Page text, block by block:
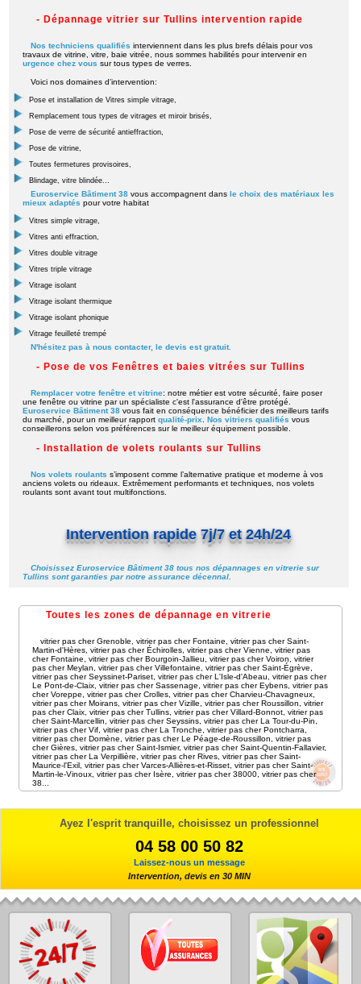
- Dépannage vitrier sur Tullins intervention rapide
Nos techniciens qualifiés interviennent dans les plus brefs délais pour vos
travaux de vitrine, vitre, baie vitrée, nous sommes habilités pour intervenir en
urgence chez vous sur tous types de verres.
Voici nos domaines d'intervention:
Pose et installation de Vitres simple vitrage,
Remplacement tous types de vitrages et miroir brisés,
Pose de verre de sécurité antieffraction,
Pose de vitrine,
Toutes fermetures provisoires,
Blindage, vitre blindée...
Euroservice Bâtiment 38vous accompagnent dans le choix des matériaux les
mieux adaptés pour votre habitat
Vitres simple vitrage,
Vitres anti effraction,
Vitres double vitrage
Vitres triple vitrage
Vitrage isolant
Vitrage isolant thermique
Vitrage isolant phonique
Vitrage feuilleté trempé
N'hésitez pas à nous contacter, le devis est gratuit.
- Pose de vos Fenêtres et baies vitrées sur Tullins
Remplacer votre fenêtre et vitrine: notre métier est votre sécurité, faire poser
une fenêtre ou vitrine par un spécialiste c'est l'assurance d'être protégé.
Euroservice Bâtiment 38vous fait en conséquence bénéficier des meilleurs tarifs
du marché, pour un meilleur rapport qualité-prix Nos vitriers qualifiés vous
conseillerons selon vos préférences sur le meilleur équipement possible.
- Installation de volets roulants sur Tullins
Nos volets roulants s’imposent comme l’alternative pratique et moderne à vos
anciens volets ou rideaux. Extrêmement performants et techniques, nos volets
roulants sont avant tout multifonctions.
Intervention rapide 7j/7 et 24h/24
Choisissez Euroservice Bâtiment 38 tous nos dépannages en vitrerie sur
Tullins sont garanties par notre assurance décennal.
Toutes les zones de dépannage en vitrerie
vitrier pas cher Grenoble ,vitrier pas cher Fontaine ,vitrier pas cher Saint-
Martin-d'Hères ,vitrier pas cher Échirolles ,vitrier pas cher Vienne ,vitrier pas
cher Fontaine
,vitrier pas cher Bourgoin-Jallieu ,vitrier pas cher Voiron ,vitrier
pas cher Meylan
,vitrier pas cher Villefontaine ,vitrier pas cher Saint-Égrève
vitrier pas cher Seyssinet-Pariset ,vitrier pas cher L'Isle-d'Abeau ,vitrier pas cher
Le Pont-de-Claix ,vitrier pas cher Sassenage ,vitrier pas cher Eybens ,vitrier pas
cher Voreppe
,vitrier pas cher Crolles ,vitrier pas cher Charvieu-Chavagneux
vitrier pas cher Moirans ,vitrier pas cher Vizille ,vitrier pas cher Roussillon ,vitrier
pas cher Claix ,vitrier pas cher Tullins ,vitrier pas cher Villard-Bonnot ,vitrier pas
cher Saint-Marcellin
,vitrier pas cher Seyssins ,vitrier pas cher La Tour-du-Pin
vitrier pas cher Vif ,vitrier pas cher La Tronche ,vitrier pas cher Pontcharra
vitrier pas cher Domène
,vitrier pas cher Le Péage-de-Roussillon ,vitrier pas
cher Gières ,vitrier pas cher Saint-Ismier,vitrier pas cher Saint-Quentin-Fallavier,
vitrier pas cher La Verpillière
,vitrier pas cher Rives ,vitrier pas cher Saint-
Maurice-l'Exil ,vitrier pas cher Varces-Allières-et-Risset ,vitrier pas cher Saint-
Martin-le-Vinoux ,vitrier pas cher Isère ,vitrier pas cher 38000 ,vitrier pas cher
38
Ayez l'esprit tranquille, choisissez un professionnel
04 58 00 50 82
Laissez-nous un message
Intervention, devis en 30 MIN